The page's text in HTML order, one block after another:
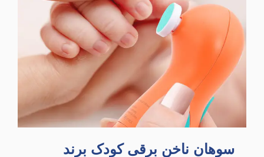
سوهان ناخن برقی کودک برند